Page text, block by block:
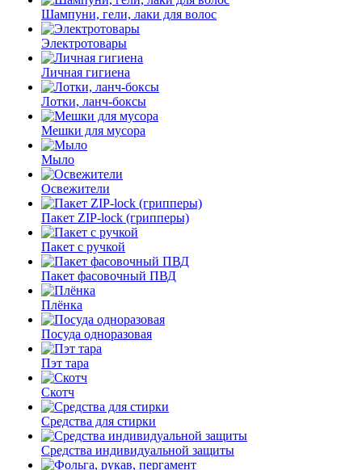
Шампуни, гели, лаки для волос
Электротовары
Личная гигиена
Лотки, ланч-боксы
Мешки для мусора
Мыло
Освежители
Пакет ZIP-lock (грипперы)
Пакет с ручкой
Пакет фасовочный ПВД
Плёнка
Посуда одноразовая
Пэт тара
Скотч
Средства для стирки
Средства индивидуальной защиты